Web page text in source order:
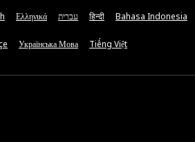
Ελληνικά עברית हिन्दी Bahasa Indonesia
Українська Мова Tiếng Việt